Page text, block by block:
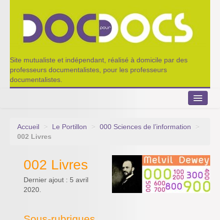
Site mutualiste et indépendant, réalisé à domicile par des
professeurs documentalistes, pour les professeurs
documentalistes.
Le Portillon
Nos outils de partage
Qui sommes-nous ?
Accueil > Le Portillon > 000 Sciences de l’information
>
002 Livres
002 Livres
Dernier ajout : 5 avril
2020.